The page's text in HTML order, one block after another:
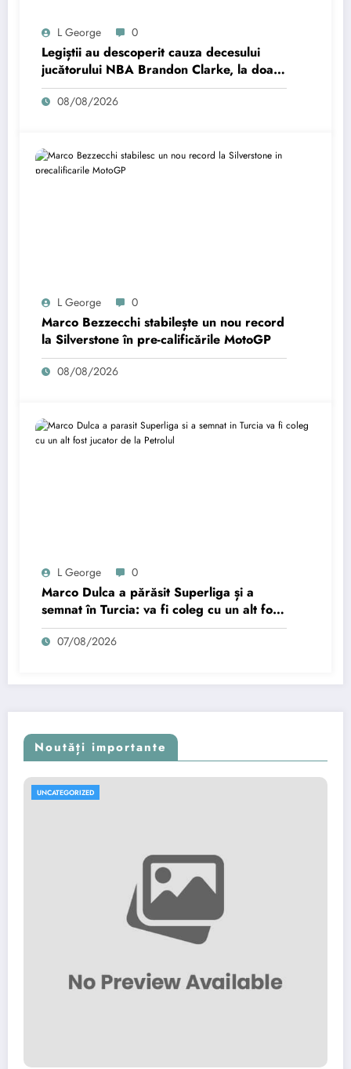
L George 0
Legiștii au descoperit cauza decesului
jucătorului NBA Brandon Clarke, la doar
29 de ani.
08/08/2026
L George 0
Marco Bezzecchi stabilește un nou record
la Silverstone în pre-calificările MotoGP
08/08/2026
L George 0
Marco Dulca a părăsit Superliga și a
semnat în Turcia: va fi coleg cu un alt fost
jucător de la Petrolul
07/08/2026
Noutăți importante
UNCATEGORIZED